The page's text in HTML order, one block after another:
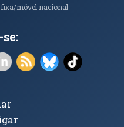
móvel nacional
janela)
janela)em nova janela)
(abre em nova janela)
LinkedIn (abre em nova
RSS (abre em nova
Bluesky (abre
TikTok